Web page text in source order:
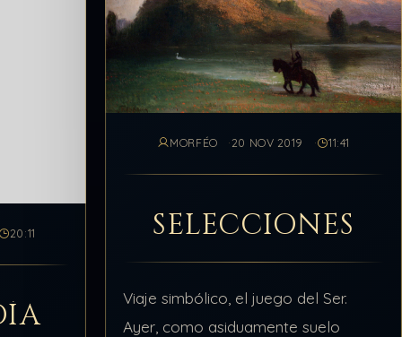
20:11
MORFÉO 20 NOV 2019 11:41
SELECCIONES
Viaje simbólico, el juego del Ser.
Ayer, como asiduamente suelo